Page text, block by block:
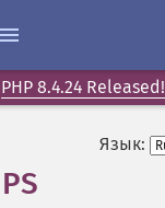
PHP 8.4.24 Released!
Язык: